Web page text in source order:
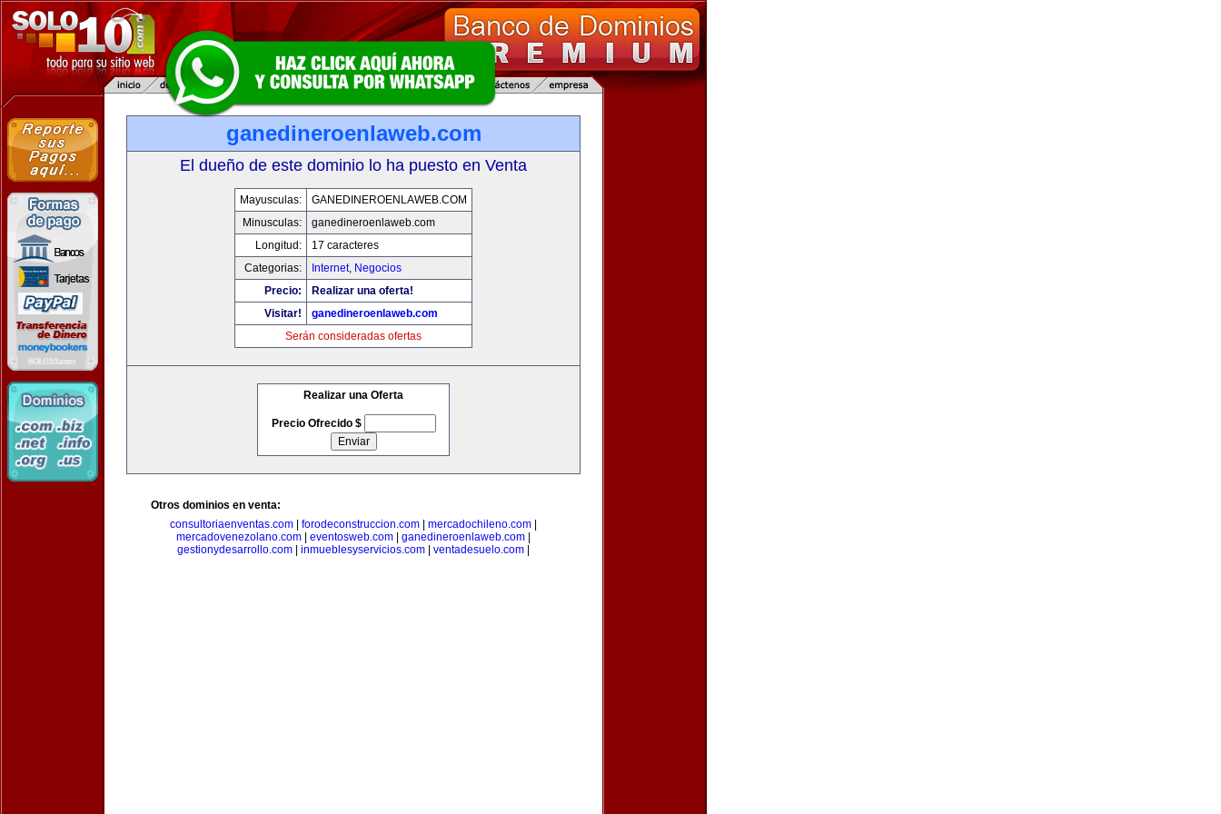
ganedineroenlaweb.com
El dueño de este dominio lo ha puesto en Venta
Mayusculas:
GANEDINEROENLAWEB.COM
Minusculas:
ganedineroenlaweb.com
Longitud:
17 caracteres
Categorias:
Internet, Negocios
Precio:
Realizar una oferta!
Visitar!
ganedineroenlaweb.com
Serán consideradas ofertas
Realizar una Oferta
Precio Ofrecido $
Otros dominios en venta:
consultoriaenventas.com
forodeconstruccion.com mercadochileno.com
mercadovenezolano.com
eventosweb.com ganedineroenlaweb.com
gestionydesarrollo.com
inmueblesyservicios.com ventadesuelo.com